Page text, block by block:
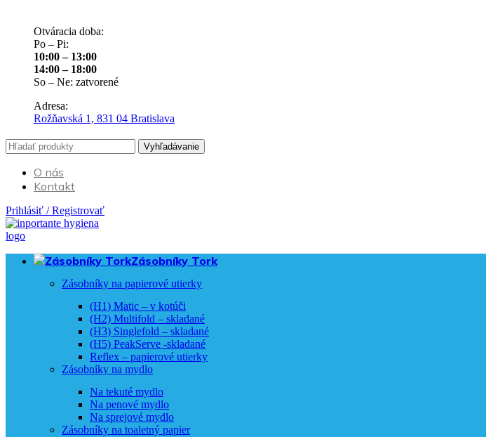
Otváracia doba:
Po – Pi:
10:00 – 13:00
14:00 – 18:00
So – Ne: zatvorené
Adresa:
Rožňavská 1, 831 04 Bratislava
Vyhľadávanie
O nás
Kontakt
Prihlásiť / Registrovať
Zásobníky Tork
Zásobníky na papierové utierky
(H1) Matic – v kotúči
(H2) Multifold – skladané
(H3) Singlefold – skladané
(H5) PeakServe -skladané
Reflex – papierové utierky
Zásobníky na mydlo
Na tekuté mydlo
Na penové mydlo
Na sprejové mydlo
Zásobníky na toaletný papier